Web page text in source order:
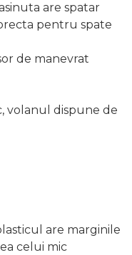
are spatar
pentru spate
de manevrat
volanul dispune de
are marginile
celui mic